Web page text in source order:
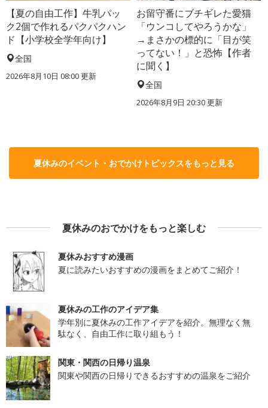
【夏の自由工作】牛乳パッ
ク2個で作れるパクパクハン
ド【小学校全学年向け】
全国
2026年8月10日 08:00更新
お留守番にブチギレた愛猫
「ウンコしてやろうかな」
→まさかの標的に「目が笑
ってない！」と恐怖【作者
に聞く】
全国
2026年8月9日 20:30更新
夏休みのイベント・おでかけトピックスをもっと見る
夏休みのおでかけをもっと楽しむ
夏休みおすすめ漫画
夏に読みたいおすすめの漫画をまとめてご紹介！
夏休みの工作のアイデア集
学年別に夏休みの工作アイデアを紹介。無理なく無
駄なく、自由工作に取り組もう！
関東・関西の日帰り温泉
関東や関西の日帰りできるおすすめの温泉をご紹介